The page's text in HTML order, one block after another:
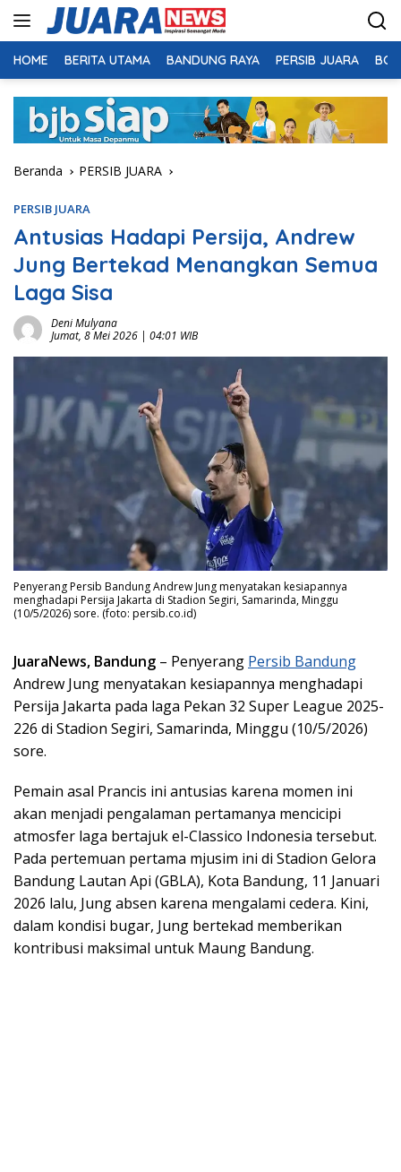
HOME BERITA UTAMA BANDUNG RAYA PERSIB JUARA
Beranda PERSIB JUARA
PERSIB JUARA
Antusias Hadapi Persija, Andrew
Jung Bertekad Menangkan Semua
Laga Sisa
Deni Mulyana
Jumat, 8 Mei 2026 | 04:01 WIB
Penyerang Persib Bandung Andrew Jung menyatakan kesiapannya
menghadapi Persija Jakarta di Stadion Segiri, Samarinda, Minggu
(10/5/2026) sore. (foto: persib.co.id)
JuaraNews, Bandung – Penyerang Persib Bandung
Andrew Jung menyatakan kesiapannya menghadapi
Persija Jakarta pada laga Pekan 32 Super League 2025-
226 di Stadion Segiri, Samarinda, Minggu (10/5/2026)
sore.
Pemain asal Prancis ini antusias karena momen ini
akan menjadi pengalaman pertamanya mencicipi
atmosfer laga bertajuk el-Classico Indonesia tersebut.
Pada pertemuan pertama mjusim ini di Stadion Gelora
Bandung Lautan Api (GBLA), Kota Bandung, 11 Januari
2026 lalu, Jung absen karena mengalami cedera. Kini,
dalam kondisi bugar, Jung bertekad memberikan
kontribusi maksimal untuk Maung Bandung.